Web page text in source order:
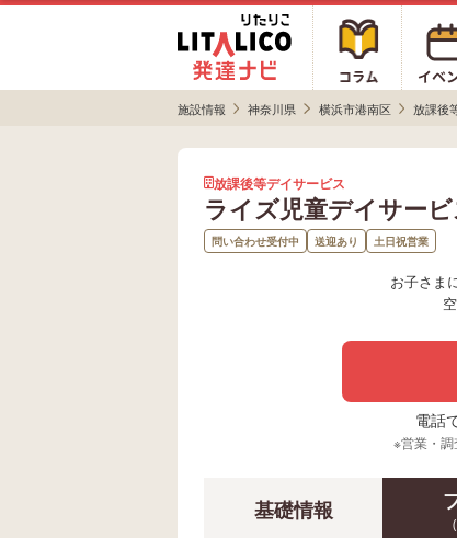
施設情報 神奈川県 横浜市港南区 放課後
放課後等デイサービス
ライズ児童デイサー
問い合わせ受付中 送迎あり 土日祝営業
お子さま
電話
※営業・
基礎情報